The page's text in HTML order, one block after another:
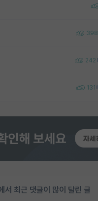
398
242
131
서 최근 댓글이 많이 달린 글